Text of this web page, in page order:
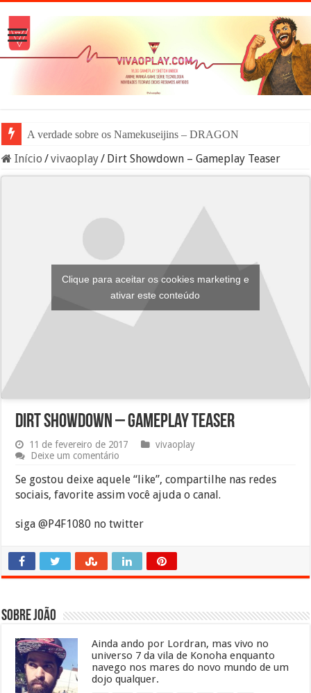
A verdade sobre os Namekuseijins – DRAGON BALL #News
Início /vivaoplay/ Dirt Showdown – Gameplay Teaser
Clique para aceitar os cookies marketing e
ativar este conteúdo
Dirt Showdown – Gameplay Teaser
11 de fevereiro de 2017
vivaoplay
Deixe um comentário
Se gostou deixe aquele “like”, compartilhe nas redes
sociais, favorite assim você ajuda o canal.
siga @P4F1080 no twitter
Sobre João
Ainda ando por Lordran, mas vivo no
universo 7 da vila de Konoha enquanto
navego nos mares do novo mundo de um
dojo qualquer.